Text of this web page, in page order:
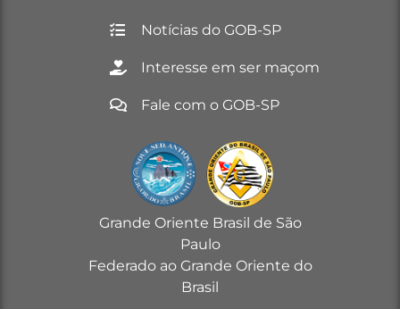
Notícias do GOB-SP
Interesse em ser maçom
Fale com o GOB-SP
Grande Oriente Brasil de São
Paulo
Federado ao Grande Oriente do
Brasil